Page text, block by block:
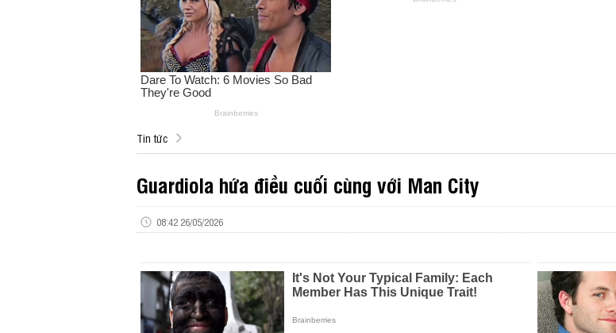
Tin tức
Guardiola hứa điều cuối cùng với Man City
08:42 26/05/2026